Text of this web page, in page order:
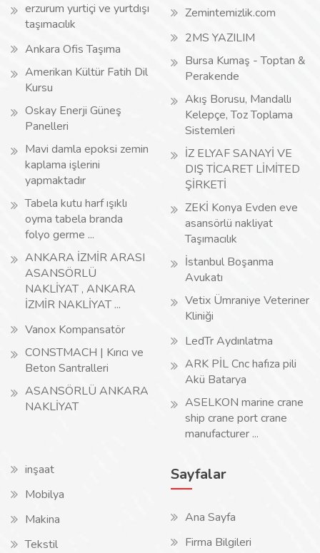
erzurum yurtiçi ve yurtdışı
taşımacılık
Ankara Ofis Taşıma
Amerikan Kültür Fatih Dil
Kursu
Oskay Enerji Güneş
Panelleri
Mavi damla epoksi zemin
kaplama işlerini
yapmaktadır
Tabela kutu harf ışıklı
oyma tabela branda
folyo germe ...
ANKARA İZMİR ARASI
ASANSÖRLÜ
NAKLİYAT , ANKARA
İZMİR NAKLİYAT ...
Vanox Kompansatör
CONSTMACH | Kırıcı ve
Beton Santralleri
ASANSÖRLÜ ANKARA
NAKLİYAT
Zemintemizlik.com
2MS YAZILIM
Bursa Kumaş - Toptan &
Perakende
Akış Borusu, Mandallı
Kelepçe, Toz Toplama
Sistemleri
İZ ELYAF SANAYİ VE
DIŞ TİCARET LİMİTED
ŞİRKETİ
ZEKİ Konya Evden eve
asansörlü nakliyat
Taşımacılık
İstanbul Boşanma
Avukatı
Vetix Ümraniye Veteriner
Kliniği
LedTr Aydınlatma
ARK PİL Cnc hafıza pili
Akü Batarya
ASELKON marine crane
ship crane port crane
manufacturer ...
inşaat
Mobilya
Makina
Tekstil
Sayfalar
Ana Sayfa
Firma Bilgileri